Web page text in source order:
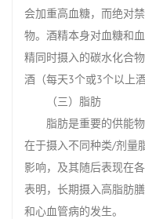
会加重高血糖，而绝对
物。酒精本身对血糖和
精同时摄入的碳水化合
酒（每天3个或3个以上
（三）脂肪
脂肪是重要的供能物
在于摄入不同种类/剂量
影响，及其随后表现在
表明，长期摄入高脂肪
和心血管病的发生。